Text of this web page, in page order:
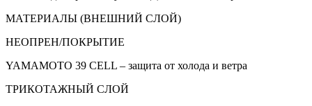
МАТЕРИАЛЫ (ВНЕШНИЙ СЛОЙ)
НЕОПРЕН/ПОКРЫТИЕ
YAMAMOTO 39 CELL – защита от холода и ветра
ТРИКОТАЖНЫЙ СЛОЙ